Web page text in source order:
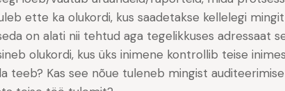
ette ka olukordi, kus saadetakse kellelegi
on alati nii tehtud aga tegelikkuses adressaat
olukordi, kus üks inimene kontrollib teise
teeb? Kas see nõue tuleneb mingist